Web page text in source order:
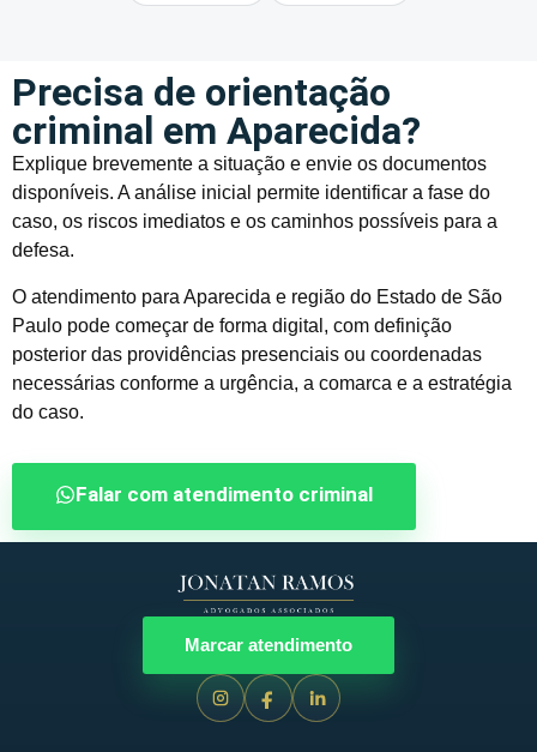
Precisa de orientação
criminal em Aparecida?
Explique brevemente a situação e envie os documentos
disponíveis. A análise inicial permite identificar a fase do
caso, os riscos imediatos e os caminhos possíveis para a
defesa.
O atendimento para Aparecida e região do Estado de São
Paulo pode começar de forma digital, com definição
posterior das providências presenciais ou coordenadas
necessárias conforme a urgência, a comarca e a estratégia
do caso.
Falar com atendimento criminal
Marcar atendimento